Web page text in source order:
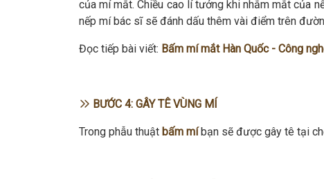
của mí mắt. Chiều cao lí tưởng khi nhắm mắt của
nếp mí bác sĩ sẽ đánh dấu thêm vài điểm trên
Đọc tiếp bài viết: Bấm mí mắt Hàn Quốc - Công
BƯỚC 4: GÂY TÊ VÙNG MÍ
Trong phẫu thuật bấm míbạn sẽ được gây tê tại